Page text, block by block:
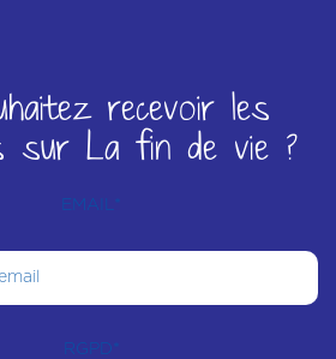
recevoir les
sur La fin de vie ?
EMAIL*
RGPD *